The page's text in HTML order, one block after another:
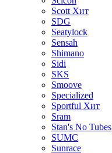
Scott Хит
SDG
Seatylock
Sensah
Shimano
Sidi
SKS
Smoove
Specialized
Sportful Хит
Sram
Stan's No Tubes
SUMC
Sunrace